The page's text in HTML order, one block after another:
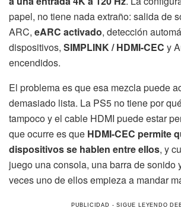
papel, no tiene nada extraño: salida de
ARC, eARC activado, detección
dispositivos, SIMPLINK / HDMI-CEC y
encendidos.
El problema es que esa mezcla puede
demasiado lista. La PS5 no tiene por
tampoco y el cable HDMI puede estar
que ocurre es que HDMI-CEC permite
dispositivos se hablen entre ellos, y
juego una consola, una barra de sonido
veces uno de ellos empieza a mandar